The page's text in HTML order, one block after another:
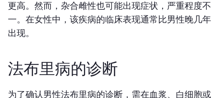
更高。然而，杂合雌性也可能出现症状，严重程度不
一。在女性中，该疾病的临床表现通常比男性晚几年
出现。
法布里病的诊断
为了确认男性法布里病的诊断，需在血浆、白细胞或